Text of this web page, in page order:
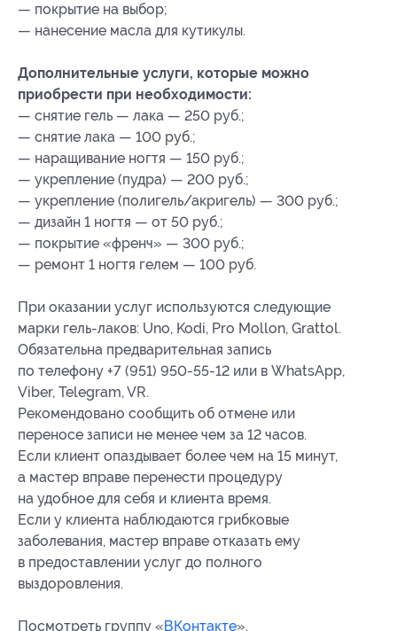
— покрытие на выбор;
— нанесение масла для кутикулы.
Дополнительные услуги, которые можно
приобрести при необходимости:
— снятие гель — лака — 250 руб.;
— снятие лака — 100 руб.;
— наращивание ногтя — 150 руб.;
— укрепление (пудра) — 200 руб.;
— укрепление (полигель/акригель) — 300 руб.;
— дизайн 1 ногтя — от 50 руб.;
— покрытие «френч» — 300 руб.;
— ремонт 1 ногтя гелем — 100 руб.
При оказании услуг используются следующие
марки гель-лаков: Uno, Kodi, Pro Mollon, Grattol.
Обязательна предварительная запись
по телефону +7 (951) 950-55-12 или в WhatsApp,
Viber, Telegram, VR.
Рекомендовано сообщить об отмене или
переносе записи не менее чем за 12 часов.
Если клиент опаздывает более чем на 15 минут,
а мастер вправе перенести процедуру
на удобное для себя и клиента время.
Если у клиента наблюдаются грибковые
заболевания, мастер вправе отказать ему
в предоставлении услуг до полного
выздоровления.
Посмотреть группу «ВКонтакте».